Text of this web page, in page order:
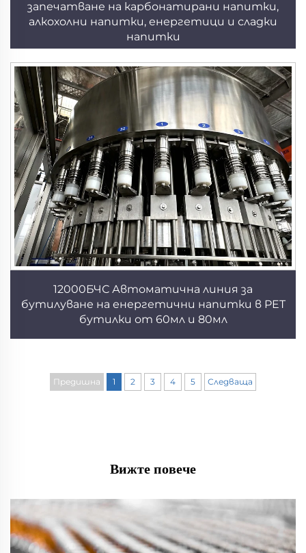
запечатване на карбонатирани напитки,
алкохолни напитки, енергетици и сладки
напитки
12000БЧС Автоматична линия за
бутилуване на енергетични напитки в PET
бутилки от 60мл и 80мл
Предишна 1 2 3 4 5 Следваща
Вижте повече